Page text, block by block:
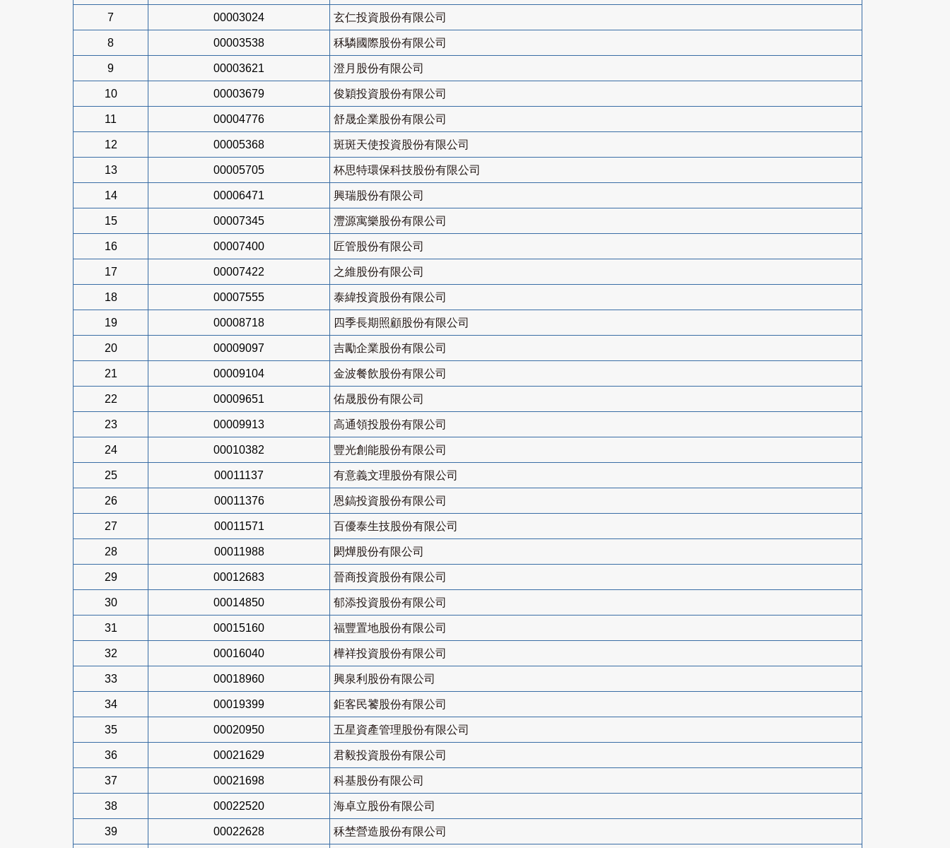
7 00003024 玄仁投資股份有限公司
8 00003538 秝驎國際股份有限公司
9 00003621 澄月股份有限公司
10 00003679 俊穎投資股份有限公司
11 00004776 舒晟企業股份有限公司
12 00005368 斑斑天使投資股份有限公司
13 00005705 杯思特環保科技股份有限公司
14 00006471 興瑞股份有限公司
15 00007345 灃源寓樂股份有限公司
16 00007400 匠管股份有限公司
17 00007422 之維股份有限公司
18 00007555 泰緯投資股份有限公司
19 00008718 四季長期照顧股份有限公司
20 00009097 吉勵企業股份有限公司
21 00009104 金波餐飲股份有限公司
22 00009651 佑晟股份有限公司
23 00009913 高通領投股份有限公司
24 00010382 豐光創能股份有限公司
25 00011137 有意義文理股份有限公司
26 00011376 恩鎬投資股份有限公司
27 00011571 百優泰生技股份有限公司
28 00011988 閎燁股份有限公司
29 00012683 晉商投資股份有限公司
30 00014850 郁添投資股份有限公司
31 00015160 福豐置地股份有限公司
32 00016040 樺祥投資股份有限公司
33 00018960 興泉利股份有限公司
34 00019399 鉅客民饕股份有限公司
35 00020950 五星資產管理股份有限公司
36 00021629 君毅投資股份有限公司
37 00021698 科基股份有限公司
38 00022520 海卓立股份有限公司
39 00022628 秝埜營造股份有限公司